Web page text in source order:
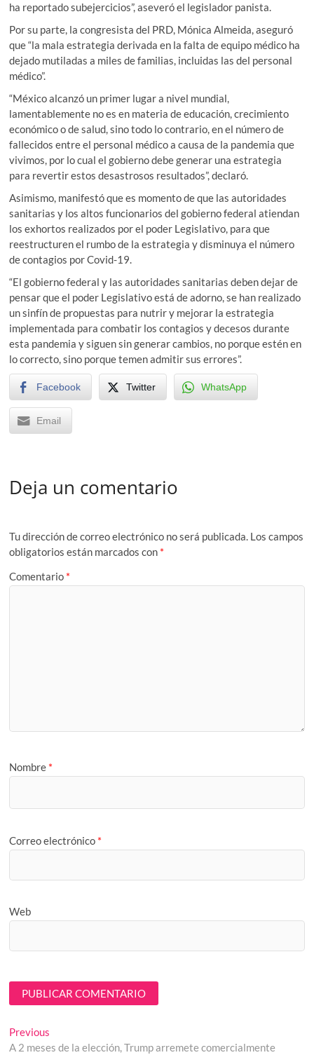
ha reportado subejercicios”, aseveró el legislador panista.
Por su parte, la congresista del PRD, Mónica Almeida, aseguró
que “la mala estrategia derivada en la falta de equipo médico ha
dejado mutiladas a miles de familias, incluidas las del personal
médico”.
“México alcanzó un primer lugar a nivel mundial,
lamentablemente no es en materia de educación, crecimiento
económico o de salud, sino todo lo contrario, en el número de
fallecidos entre el personal médico a causa de la pandemia que
vivimos, por lo cual el gobierno debe generar una estrategia
para revertir estos desastrosos resultados”, declaró.
Asimismo, manifestó que es momento de que las autoridades
sanitarias y los altos funcionarios del gobierno federal atiendan
los exhortos realizados por el poder Legislativo, para que
reestructuren el rumbo de la estrategia y disminuya el número
de contagios por Covid-19.
“El gobierno federal y las autoridades sanitarias deben dejar de
pensar que el poder Legislativo está de adorno, se han realizado
un sinfín de propuestas para nutrir y mejorar la estrategia
implementada para combatir los contagios y decesos durante
esta pandemia y siguen sin generar cambios, no porque estén en
lo correcto, sino porque temen admitir sus errores”.
Facebook Twitter WhatsApp
Email
Deja un comentario
Tu dirección de correo electrónico no será publicada. Los campos
obligatorios están marcados con *
Comentario *
Nombre *
Correo electrónico *
Web
Navegación
Previous
post:
A 2 meses de la elección, Trump arremete comercialmente